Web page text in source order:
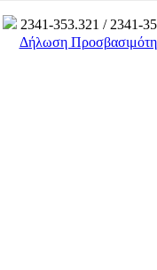
2341-353.321 / 2341-
Δήλωση